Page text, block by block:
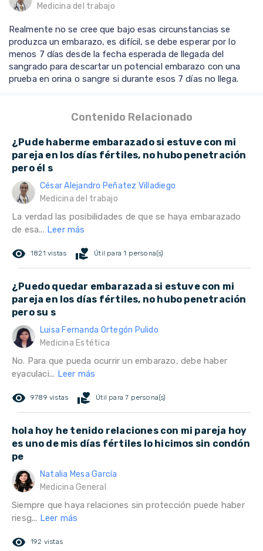
Medicina del trabajo
Realmente no se cree que bajo esas circunstancias se
produzca un embarazo, es difícil, se debe esperar por lo
menos 7 días desde la fecha esperada de llegada del
sangrado para descartar un potencial embarazo con una
prueba en orina o sangre si durante esos 7 días no llega.
Contenido Relacionado
¿Pude haberme embarazado si estuve con mi
pareja en los días fértiles, no hubo penetración
pero él s
César Alejandro Peñatez Villadiego
Medicina del trabajo
La verdad las posibilidades de que se haya embarazado
de esa... Leer más
remove_red_eye 1821 vistas volunteer_activism Útil para 1 persona(s)
¿Puedo quedar embarazada si estuve con mi
pareja en los días fértiles, no hubo penetración
pero su s
Luisa Fernanda Ortegón Pulido
Medicina Estética
No. Para que pueda ocurrir un embarazo, debe haber
eyaculaci... Leer más
remove_red_eye 9789 vistas volunteer_activism Útil para 7 persona(s)
hola hoy he tenido relaciones con mi pareja hoy
es uno de mis días fértiles lo hicimos sin condón
pe
Natalia Mesa García
Medicina General
Siempre que haya relaciones sin protección puede haber
riesg... Leer más
remove_red_eye 192 vistas